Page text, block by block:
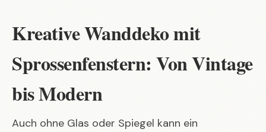
Kreative Wanddeko mit
Sprossenfenstern: Von Vintage
bis Modern
Auch ohne Glas oder Spiegel kann ein